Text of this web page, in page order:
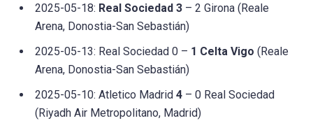
2025-05-18: Real Sociedad 3 – 2 Girona (Reale
Arena, Donostia-San Sebastián)
2025-05-13: Real Sociedad 0 – 1 Celta Vigo (Reale
Arena, Donostia-San Sebastián)
2025-05-10: Atletico Madrid 4 – 0 Real Sociedad
(Riyadh Air Metropolitano, Madrid)